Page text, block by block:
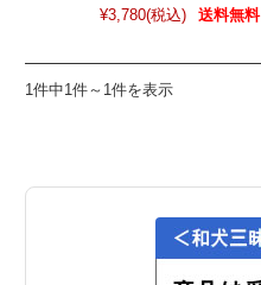
¥3,780(税込) 送料無料
1件中1件～1件を表示